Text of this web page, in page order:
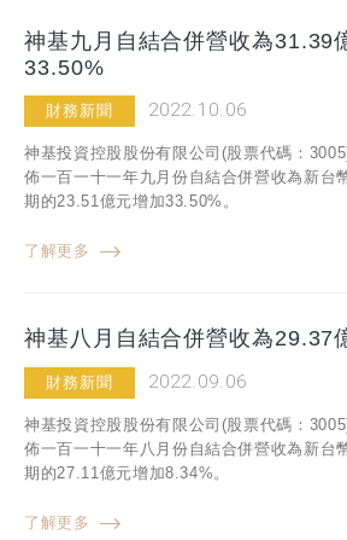
神基九月自結合併營收為31.39
33.50%
財務新聞 2022.10.06
神基投資控股股份有限公司(股票代碼：
佈一百一十一年九月份自結合併營收為新台
期的23.51億元增加33.50%。
了解更多
神基八月自結合併營收為29.37
財務新聞 2022.09.06
神基投資控股股份有限公司(股票代碼：
佈一百一十一年八月份自結合併營收為新台
期的27.11億元增加8.34%。
了解更多